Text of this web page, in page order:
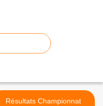
Résultats Championnat